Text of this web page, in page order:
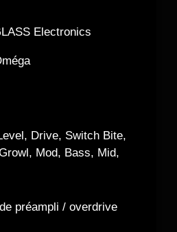
Electronics
Drive, Switch Bite,
Mod, Bass, Mid,
préampli / overdrive